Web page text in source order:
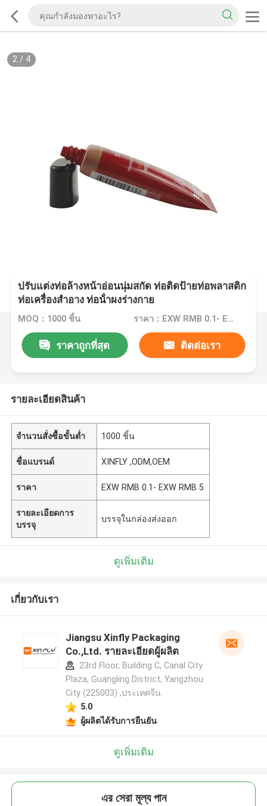
2/ 4
ปรับแต่งท่อล้างหน้าอ่อนนุ่มสกัด ท่อติดป้ายท่อพลาสติก
ท่อเครื่องสําอาง ท่อน้ําผงร่างกาย
MOQ：1000 ชิ้น ราคา：EXW RMB 0.1- EXW RMB 5
ราคาถูกที่สุด ติดต่อเรา
รายละเอียดสินค้า
จำนวนสั่งซื้อขั้นต่ำ 1000 ชิ้น
ชื่อแบรนด์ XINFLY ,ODM,OEM
ราคา EXW RMB 0.1- EXW RMB 5
รายละเอียดการ
บรรจุ
บรรจุในกล่องส่งออก
ดูเพิ่มเติม
เกี่ยวกับเรา
Jiangsu Xinfly Packaging
Co.,Ltd. รายละเอียดผู้ผลิต
23rd Floor, Building C, Canal City
Plaza, Guangling District, Yangzhou
City (225003) ,ประเทศจีน
5.0
ผู้ผลิตได้รับการยืนยัน
ดูเพิ่มเติม
এর সেরা মূল্য পান